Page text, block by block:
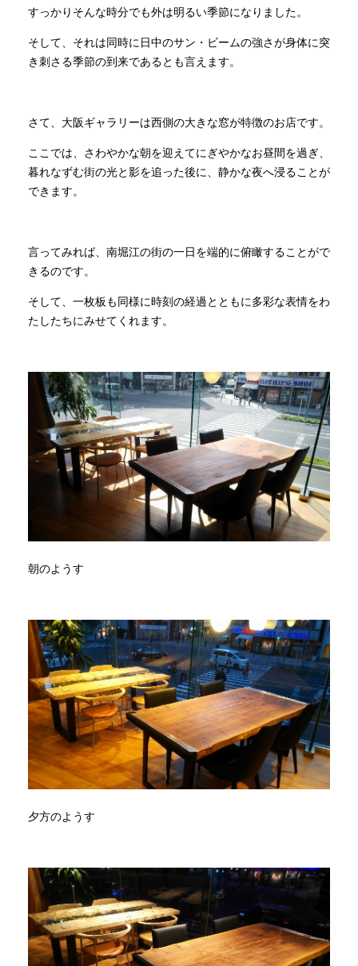
すっかりそんな時分でも外は明るい季節になりました。
そして、それは同時に日中のサン・ビームの強さが身体に突
き刺さる季節の到来であるとも言えます。
さて、大阪ギャラリーは西側の大きな窓が特徴のお店です。
ここでは、さわやかな朝を迎えてにぎやかなお昼間を過ぎ、
暮れなずむ街の光と影を追った後に、静かな夜へ浸ることが
できます。
言ってみれば、南堀江の街の一日を端的に俯瞰することがで
きるのです。
そして、一枚板も同様に時刻の経過とともに多彩な表情をわ
たしたちにみせてくれます。
朝のようす
夕方のようす